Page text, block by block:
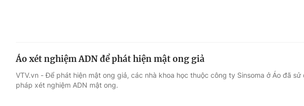
Áo xét nghiệm ADN để phát hiện mật ong giả
VTV.vn - Để phát hiện mật ong giả, các nhà khoa học thuộc công ty Sinsoma ở Áo đã
pháp xét nghiệm ADN mật ong.